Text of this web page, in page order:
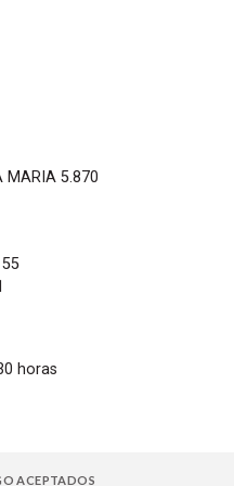
MARIA 5.870
horas
ACEPTADOS